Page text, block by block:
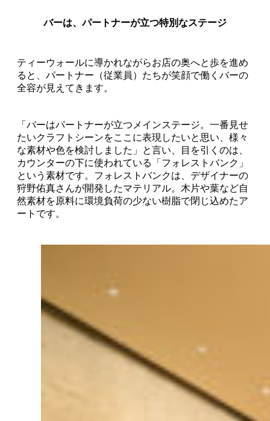
バーは、パートナーが立つ特別なステージ
ティーウォールに導かれながらお店の奥へと歩を進め
ると、パートナー（従業員）たちが笑顔で働くバーの
全容が見えてきます。
「バーはパートナーが立つメインステージ。一番見せ
たいクラフトシーンをここに表現したいと思い、様々
な素材や色を検討しました」と言い、目を引くのは、
カウンターの下に使われている「フォレストバンク」
という素材です。フォレストバンクは、デザイナーの
狩野佑真さんが開発したマテリアル。木片や葉など自
然素材を原料に環境負荷の少ない樹脂で閉じ込めたア
ートです。